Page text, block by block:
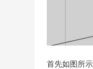
首先如图所